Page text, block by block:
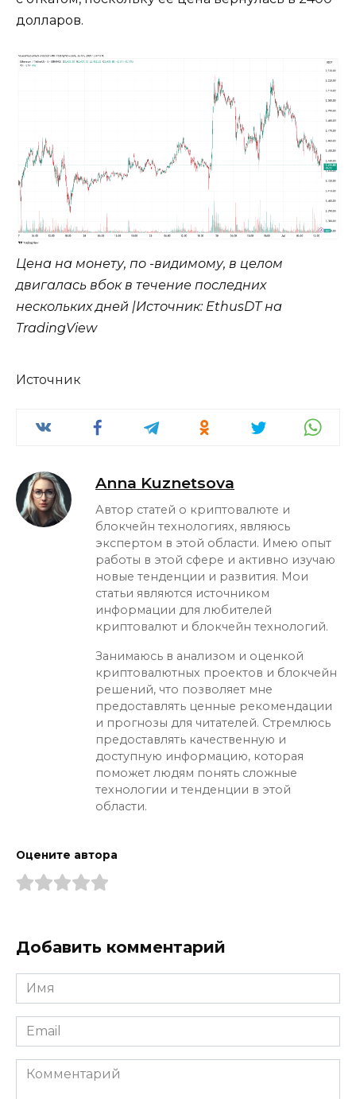
долларов.
Цена на монету, по -видимому, в целом
двигалась вбок в течение последних
нескольких дней |Источник: EthusDT на
TradingView
Источник
Anna Kuznetsova
Автор статей о криптовалюте и
блокчейн технологиях, являюсь
экспертом в этой области. Имею опыт
работы в этой сфере и активно изучаю
новые тенденции и развития. Мои
статьи являются источником
информации для любителей
криптовалют и блокчейн технологий.
Занимаюсь в анализом и оценкой
криптовалютных проектов и блокчейн
решений, что позволяет мне
предоставлять ценные рекомендации
и прогнозы для читателей. Стремлюсь
предоставлять качественную и
доступную информацию, которая
поможет людям понять сложные
технологии и тенденции в этой
области.
Оцените автора
Добавить комментарий
Имя
*
Email
*
Комментарий